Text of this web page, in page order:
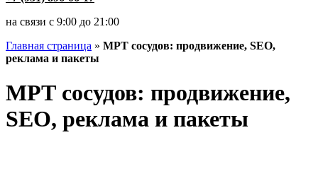
на связи с 9:00 до 21:00
Главная страница » МРТ сосудов: продвижение, SEO,
реклама и пакеты
МРТ сосудов: продвижение,
SEO, реклама и пакеты